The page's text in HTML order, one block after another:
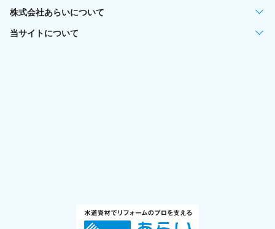
株式会社あらいについて
当サイトについて